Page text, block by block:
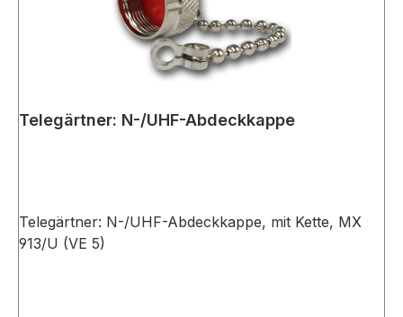
Telegärtner: N-/UHF-Abdeckkappe
Telegärtner: N-/UHF-Abdeckkappe, mit Kette, MX
913/U (VE 5)